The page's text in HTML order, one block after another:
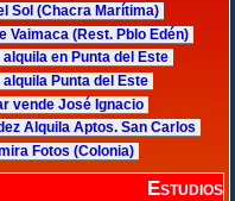
Sol (Chacra Marítima)
Vaimaca (Rest. Pblo Edén)
alquila en Punta del Este
alquila Punta del Este
vende José Ignacio
Alquila Aptos. San Carlos
Fotos (Colonia)
Estudios